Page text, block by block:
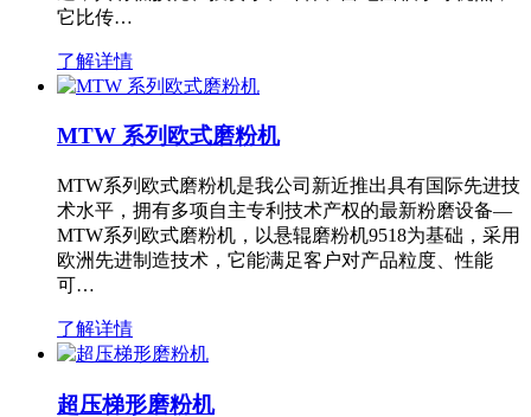
它比传…
了解详情
MTW 系列欧式磨粉机
MTW系列欧式磨粉机是我公司新近推出具有国际先进技
术水平，拥有多项自主专利技术产权的最新粉磨设备—
MTW系列欧式磨粉机，以悬辊磨粉机9518为基础，采用
欧洲先进制造技术，它能满足客户对产品粒度、性能
可…
了解详情
超压梯形磨粉机